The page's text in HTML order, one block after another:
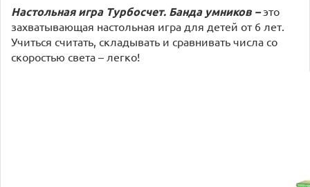
Настольная игра Турбосчет. Банда умников –это
захватывающая настольная игра для детей от 6 лет.
Учиться считать, складывать и сравнивать числа со
скоростью света – легко!